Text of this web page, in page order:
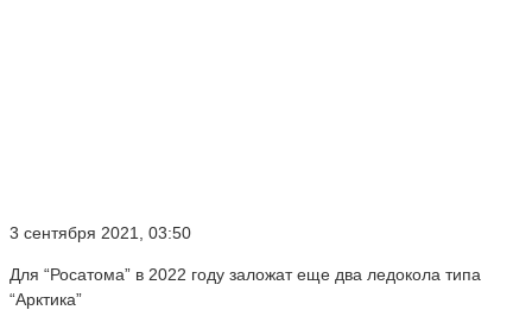
3 сентября 2021, 03:50
Для “Росатома” в 2022 году заложат еще два ледокола типа
“Арктика”